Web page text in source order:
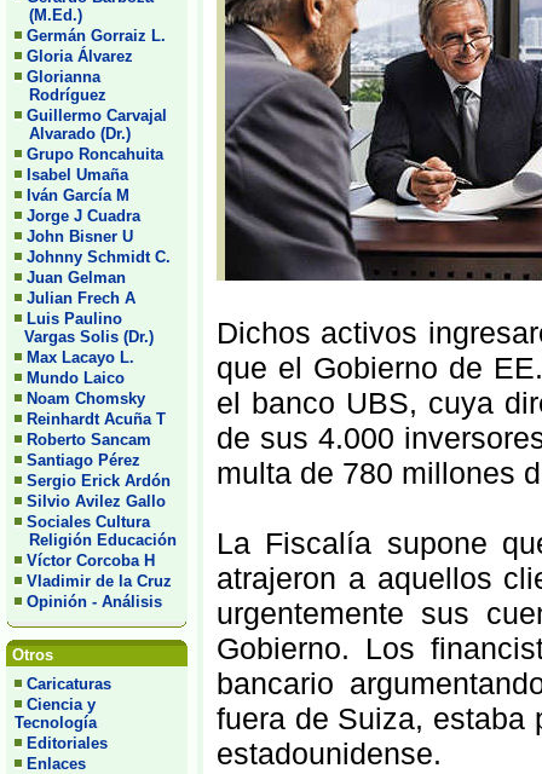
(M.Ed.)
Germán Gorraiz L.
Gloria Álvarez
Glorianna
Rodríguez
Guillermo Carvajal
Alvarado (Dr.)
Grupo Roncahuita
Isabel Umaña
Iván García M
Jorge J Cuadra
John Bisner U
Johnny Schmidt C.
Juan Gelman
Julian Frech A
Luis Paulino
Vargas Solis (Dr.)
Max Lacayo L.
Mundo Laico
Noam Chomsky
Reinhardt Acuña T
Roberto Sancam
Santiago Pérez
Sergio Erick Ardón
Silvio Avilez Gallo
Sociales Cultura
Religión Educación
Víctor Corcoba H
Vladimir de la Cruz
Opinión - Análisis
Otros
Caricaturas
Ciencia y
Tecnología
Editoriales
Enlaces
Dichos activos
que el Gobierno de
el banco UBS, cuya
de sus 4.000
multa de 780 millones
La Fiscalía supone
atrajeron a aquellos
urgentemente sus
Gobierno. Los
bancario
fuera de Suiza, estaba
estadounidense.